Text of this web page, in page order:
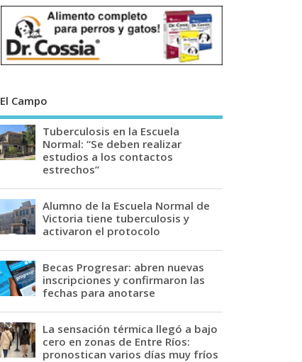
El Campo
Tuberculosis en la Escuela
Normal: “Se deben realizar
estudios a los contactos
estrechos”
Alumno de la Escuela Normal de
Victoria tiene tuberculosis y
activaron el protocolo
Becas Progresar: abren nuevas
inscripciones y confirmaron las
fechas para anotarse
La sensación térmica llegó a bajo
cero en zonas de Entre Ríos:
pronostican varios días muy fríos